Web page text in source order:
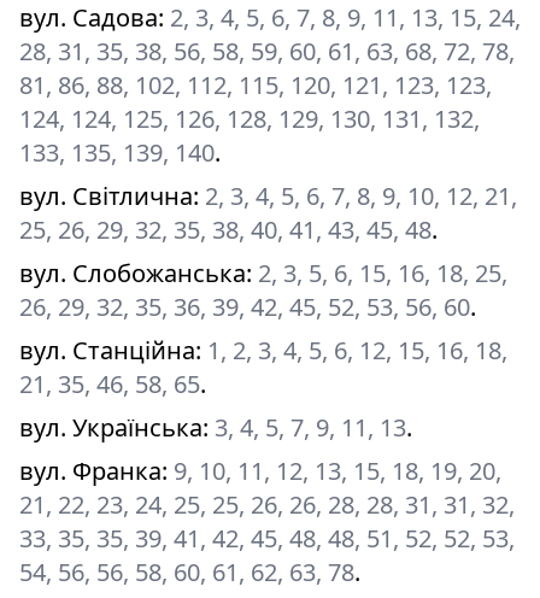
вул. Садова: 2, 3, 4, 5, 6, 7, 8, 9, 11, 13, 15, 24,
28, 31, 35, 38, 56, 58, 59, 60, 61, 63, 68, 72, 78,
81, 86, 88, 102, 112, 115, 120, 121, 123, 123,
124, 124, 125, 126, 128, 129, 130, 131, 132,
133, 135, 139, 140.
вул. Світлична: 2, 3, 4, 5, 6, 7, 8, 9, 10, 12, 21,
25, 26, 29, 32, 35, 38, 40, 41, 43, 45, 48.
вул. Слобожанська: 2, 3, 5, 6, 15, 16, 18, 25,
26, 29, 32, 35, 36, 39, 42, 45, 52, 53, 56, 60.
вул. Станційна: 1, 2, 3, 4, 5, 6, 12, 15, 16, 18,
21, 35, 46, 58, 65.
вул. Українська: 3, 4, 5, 7, 9, 11, 13.
вул. Франка: 9, 10, 11, 12, 13, 15, 18, 19, 20,
21, 22, 23, 24, 25, 25, 26, 26, 28, 28, 31, 31, 32,
33, 35, 35, 39, 41, 42, 45, 48, 48, 51, 52, 52, 53,
54, 56, 56, 58, 60, 61, 62, 63, 78.